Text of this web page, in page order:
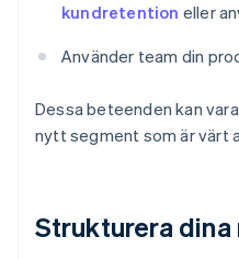
kundretention eller
Använder team din
Dessa beteenden kan
nytt segment som är värt
Strukturera dina